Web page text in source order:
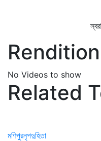
Rendition
No Videos to show
Related
মণিপুরনৃপদুহিতা